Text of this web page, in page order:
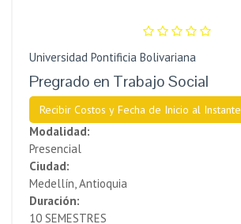
Universidad Pontificia Bolivariana
Pregrado en Trabajo Social
Recibir Costos y Fecha de Inicio al Instante
Modalidad:
Presencial
Ciudad:
Medellín, Antioquia
Duración:
10 SEMESTRES